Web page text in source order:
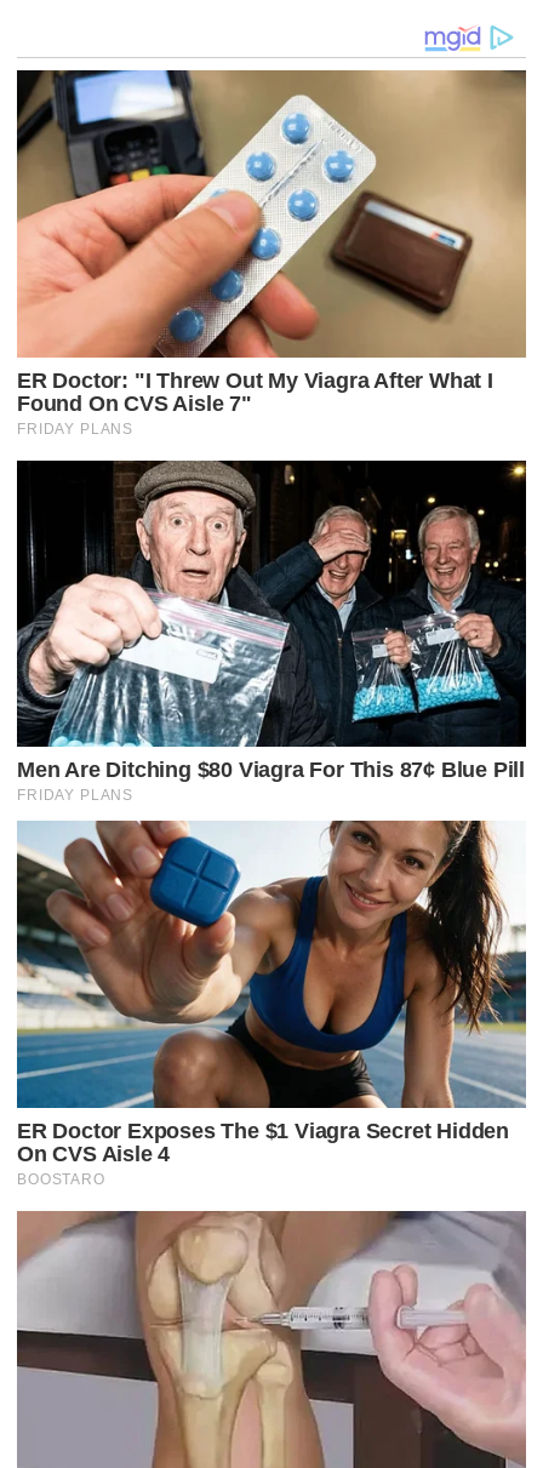
Ã
O
D
E
P
S